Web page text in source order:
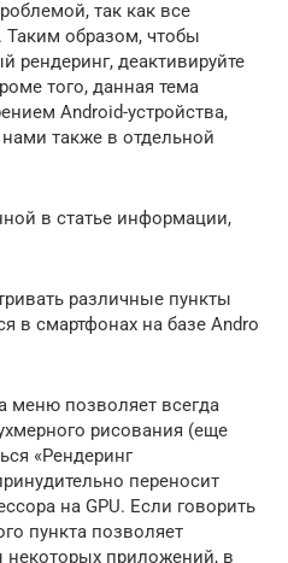
так как все
Таким образом, чтобы
рендеринг, деактивируйте
того, данная тема
Android-устройства,
также в отдельной
в статье информации,
различные пункты
в смартфонах на базе Andro
меню позволяет всегда
рисования (еще
«Рендеринг
переносит
на GPU. Если говорить
пункта позволяет
некоторых приложений, в